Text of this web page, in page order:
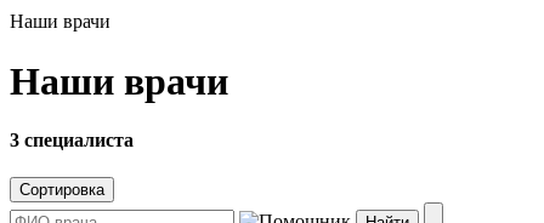
Наши врачи
Наши врачи
3 специалиста
Сортировка